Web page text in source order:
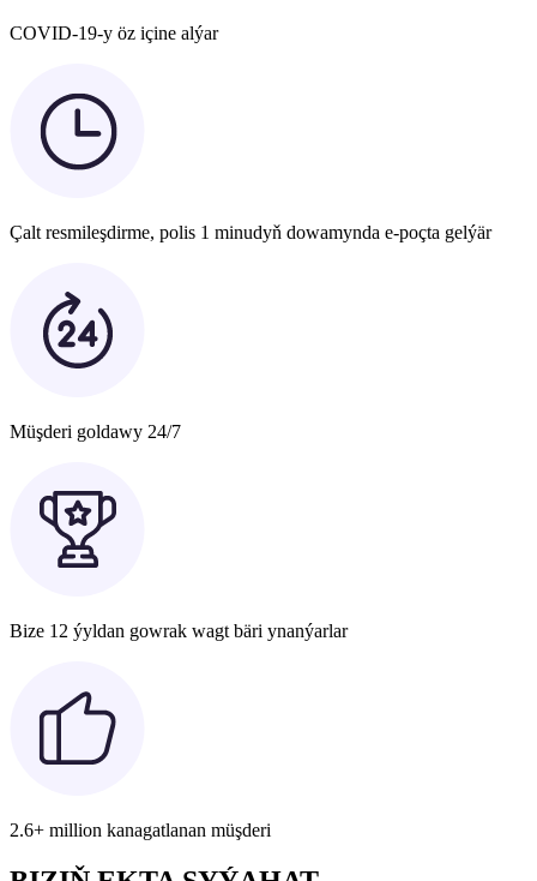
COVID-19-y öz içine alýar
Çalt resmileşdirme, polis 1 minudyň dowamynda e-poçta gelýär
Müşderi goldawy 24/7
Bize 12 ýyldan gowrak wagt bäri ynanýarlar
2.6+ million kanagatlanan müşderi